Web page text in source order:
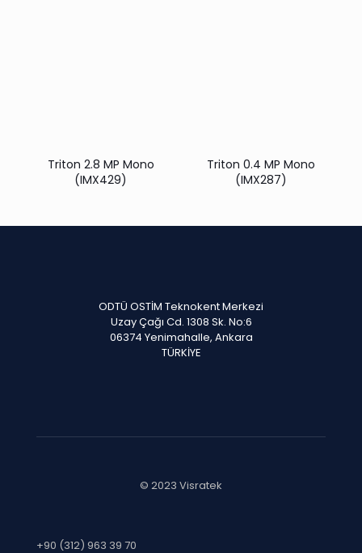
Triton 2.8 MP Mono
(IMX429)
Triton 0.4 MP Mono
(IMX287)
ODTÜ OSTİM Teknokent Merkezi
Uzay Çağı Cd. 1308 Sk. No:6
06374 Yenimahalle, Ankara
TÜRKİYE
© 2023 Visratek
+90 (312) 963 39 70